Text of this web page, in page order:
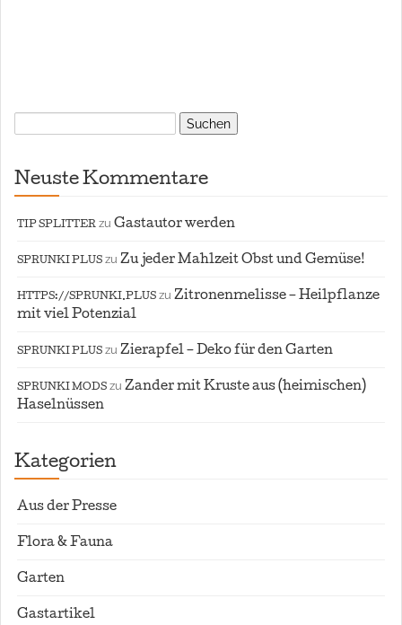
Suchen
nach:
Neuste Kommentare
TIP SPLITTER zu Gastautor werden
SPRUNKI PLUS zu Zu jeder Mahlzeit Obst und Gemüse!
HTTPS://SPRUNKI.PLUS zu Zitronenmelisse – Heilpflanze
mit viel Potenzial
SPRUNKI PLUS zu Zierapfel – Deko für den Garten
SPRUNKI MODS zu Zander mit Kruste aus (heimischen)
Haselnüssen
Kategorien
Aus der Presse
Flora & Fauna
Garten
Gastartikel